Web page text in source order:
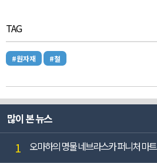
TAG
#원자재 #철
많이 본 뉴스
1 오마하의 명물 네브라스카 퍼니처 마트